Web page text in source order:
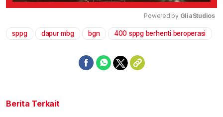
Mute
Powered by GliaStudios
sppg dapur mbg bgn 400 sppg berhenti beroperasi
Berita Terkait